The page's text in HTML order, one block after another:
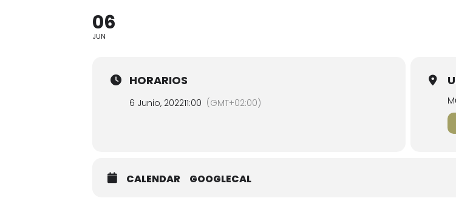
06
JUN
HORARIOS
6 Junio, 202211:00 (GMT+02:00)
CALENDAR GOOGLECAL